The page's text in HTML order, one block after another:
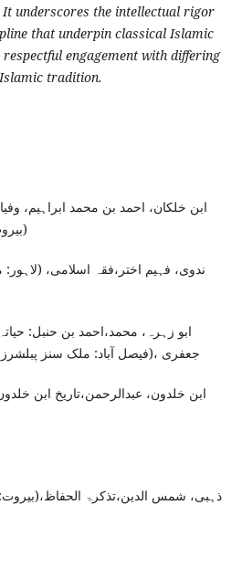
underscores the intellectual rigor
that underpin classical Islamic
engagement with differing
tradition.
ابن خلکان، احمد بن محمد ابراہیم،
(بیروت:
ابو زہرہ، محمد،احمد بن حنبل:
جعفری ،(فیصل آباد: ملک سنز پبلشرز، طبع
ابن خلدون، عبدالرحمن،تاریخ ابن